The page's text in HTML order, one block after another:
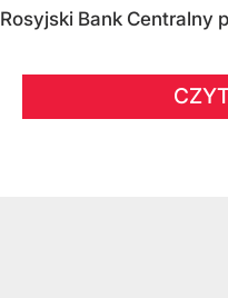
Rosyjski Bank Centralny